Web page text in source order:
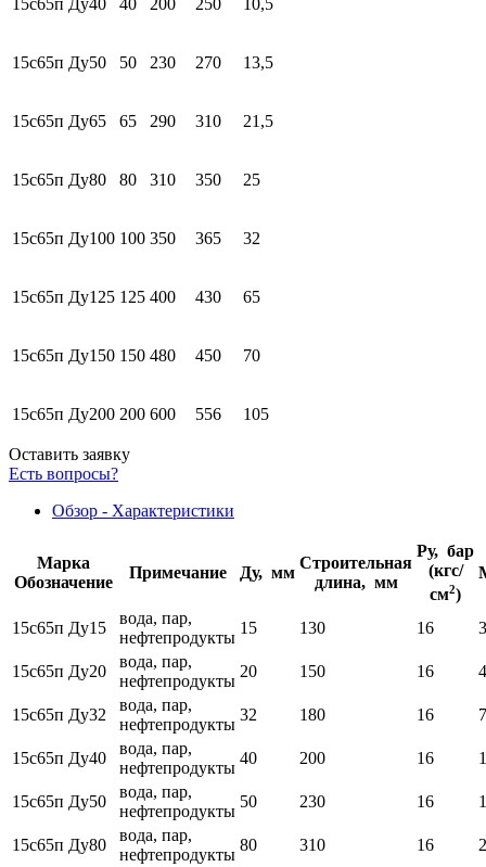
15с65п Ду50 50 230 270 13,5
15с65п Ду65 65 290 310 21,5
15с65п Ду80 80 310 350 25
15с65п Ду100 100 350 365 32
15с65п Ду125 125 400 430 65
15с65п Ду150 150 480 450 70
15с65п Ду200 200 600 556 105
Оставить заявку
Есть вопросы?
Обзор - Характеристики
Марка
Обозначение
Примечание Ду, мм
Строительная
длина, мм
Ру, бар
(кгс/
см2)
15с65п Ду15
вода, пар,
нефтепродукты
15 130 16
15с65п Ду20
вода, пар,
нефтепродукты
20 150 16
15с65п Ду32
вода, пар,
нефтепродукты
32 180 16
15с65п Ду40
вода, пар,
нефтепродукты
40 200 16
15с65п Ду50
вода, пар,
нефтепродукты
50 230 16
15с65п Ду80
вода, пар,
нефтепродукты
80 310 16